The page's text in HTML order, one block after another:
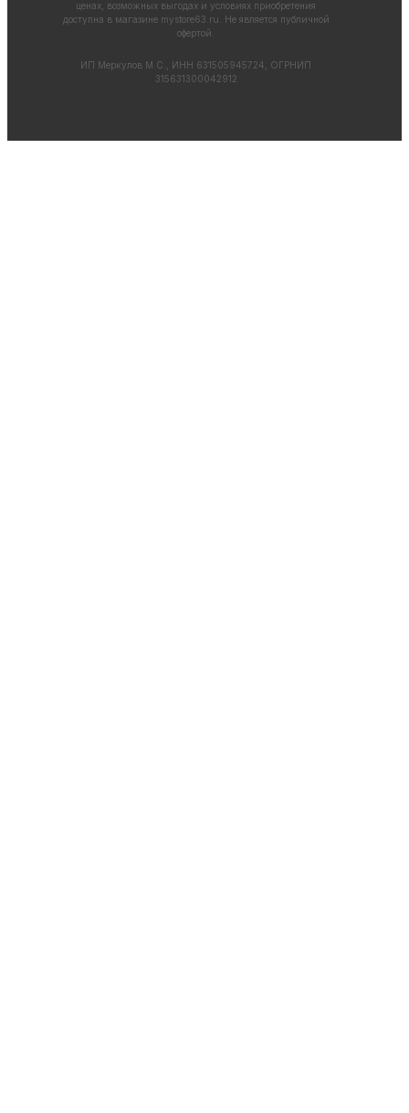
ценах, возможных выгодах и условиях приобретения
доступна в магазине mystore63.ru . Не является публичной
офертой.
ИП Меркулов М.С., ИНН 631505945724, ОГРНИП
315631300042912